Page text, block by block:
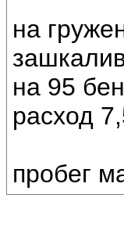
на
на 95
расход
пробег